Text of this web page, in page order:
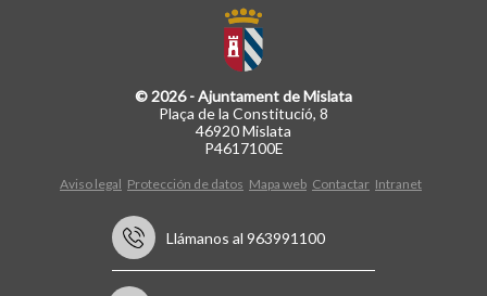
© 2026 - Ajuntament de Mislata
Plaça de la Constitució, 8
46920 Mislata
P4617100E
Aviso legal Protección de datos Mapa web Contactar Intranet
Llámanos al 963991100